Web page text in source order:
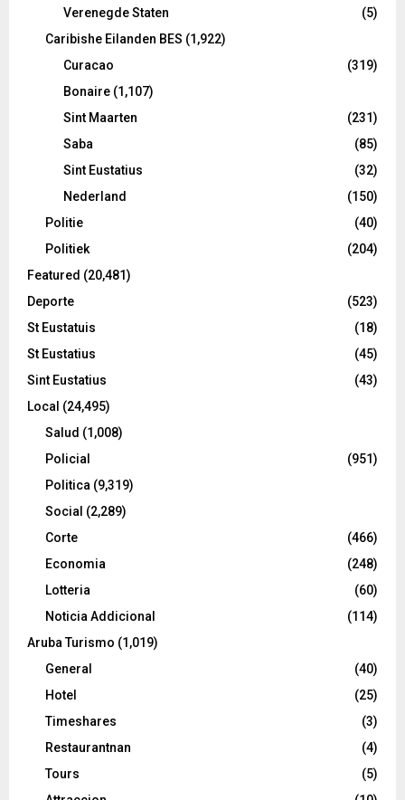
Verenegde Staten
(5)
Caribishe Eilanden BES (1,922)
Curacao
(319)
Bonaire (1,107)
Sint Maarten
(231)
Saba
(85)
Sint Eustatius
(32)
Nederland
(150)
Politie
(40)
Politiek
(204)
Featured (20,481)
Deporte
(523)
St Eustatuis
(18)
St Eustatius
(45)
Sint Eustatius
(43)
Local (24,495)
Salud (1,008)
Policial
(951)
Politica (9,319)
Social (2,289)
Corte
(466)
Economia
(248)
Lotteria
(60)
Noticia Addicional
(114)
Aruba Turismo (1,019)
General
(40)
Hotel
(25)
Timeshares
(3)
Restaurantnan
(4)
Tours
(5)